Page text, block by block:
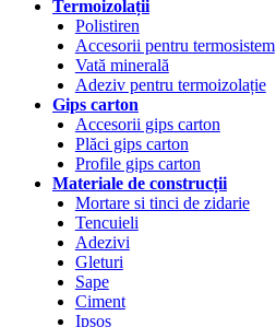
Termoizolații
Polistiren
Accesorii pentru termosistem
Vată minerală
Adeziv pentru termoizolație
Gips carton
Accesorii gips carton
Plăci gips carton
Profile gips carton
Materiale de construcții
Mortare si tinci de zidarie
Tencuieli
Adezivi
Gleturi
Sape
Ciment
Ipsos